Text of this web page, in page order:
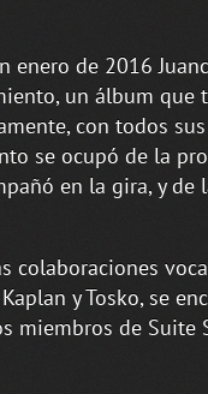
enero de 2016
un álbum que
con todos
se ocupó de la
en la gira, y
colaboraciones
y Tosko, se
miembros de Suite